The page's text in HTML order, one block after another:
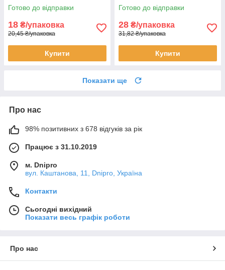
Готово до відправки
18 ₴/упаковка
20,45 ₴/упаковка
Купити
Готово до відправки
28 ₴/упаковка
31,82 ₴/упаковка
Купити
Показати ще
Про нас
98% позитивних з 678 відгуків за рік
Працює з 31.10.2019
м. Dnipro
вул. Каштанова, 11, Dnipro, Україна
Контакти
Сьогодні вихідний
Показати весь графік роботи
Про нас